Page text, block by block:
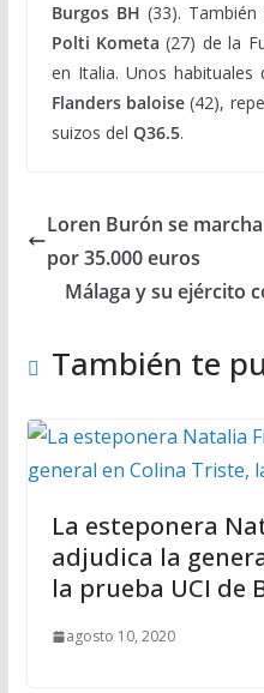
Burgos BH (33).
Polti Kometa (27) de la
en Italia. Unos
Flanders baloise (42),
suizos del Q36.5.
Loren Burón se
por 35.000 euros
Málaga y su ejército
También te
La esteponera
adjudica la
la prueba UCI de
agosto 10, 2020